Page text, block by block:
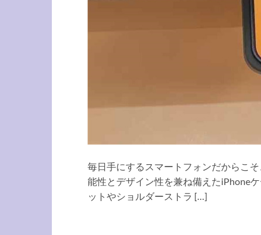
毎日手にするスマートフォンだからこ
能性とデザイン性を兼ね備えたiPhone
ットやショルダーストラ […]